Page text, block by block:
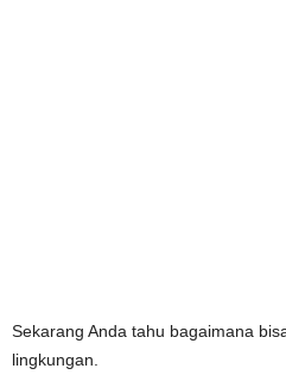
Sekarang Anda tahu bagaimana
lingkungan.